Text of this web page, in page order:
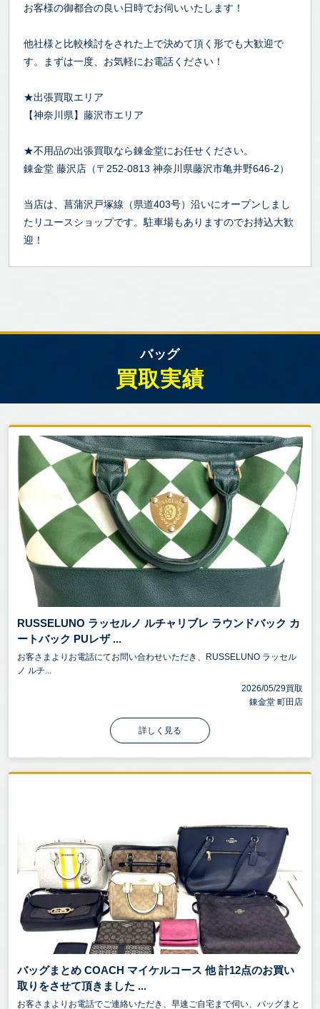
お客様の御都合の良い日時でお伺いいたします！
他社様と比較検討をされた上で決めて頂く形でも大歓迎で
す。まずは一度、お気軽にお電話ください！
★出張買取エリア
【神奈川県】藤沢市エリア
★不用品の出張買取なら錬金堂にお任せください。
錬金堂 藤沢店（〒252-0813 神奈川県藤沢市亀井野646-2）
当店は、菖蒲沢戸塚線（県道403号）沿いにオープンしまし
たリユースショップです。駐車場もありますのでお持込大歓
迎！
バッグ
買取実績
RUSSELUNO ラッセルノ ルチャリブレ ラウンドバック カ
ートバック PUレザ ...
お客さまよりお電話にてお問い合わせいただき、RUSSELUNO ラッセル
ノ ルチ...
2026/05/29買取
錬金堂 町田店
詳しく見る
バッグまとめ COACH マイケルコース 他 計12点のお買い
取りをさせて頂きました ...
お客さまよりお電話でご連絡いただき、早速ご自宅まで伺い、バッグまと